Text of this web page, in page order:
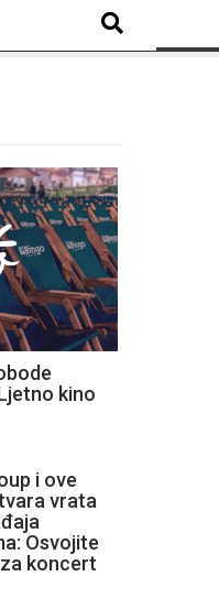
kino
i ove
vrata
Osvojite
koncert